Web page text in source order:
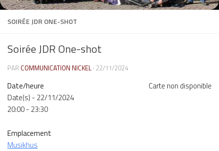
SOIRÉE JDR ONE-SHOT
Soirée JDR One-shot
PAR COMMUNICATION NICKEL · 22/11/2024
Carte non disponible
Date/heure
Date(s) - 22/11/2024
20:00 - 23:30
Emplacement
Musikhus